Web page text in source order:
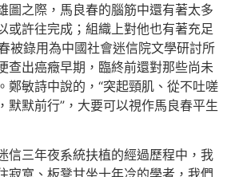
圖之際，馬良春的腦筋中還有著太多
或許往完成；組織上對他也有著充足
被錄用為中國社會迷信院文學研討所
查出癌癥早期，臨終前還對那些尚未
鄭敏詩中說的，“突起頸肌、從不吐嗟
默默前行”，大要可以視作馬良春平生
信三年夜系統扶植的經過歷程中，我